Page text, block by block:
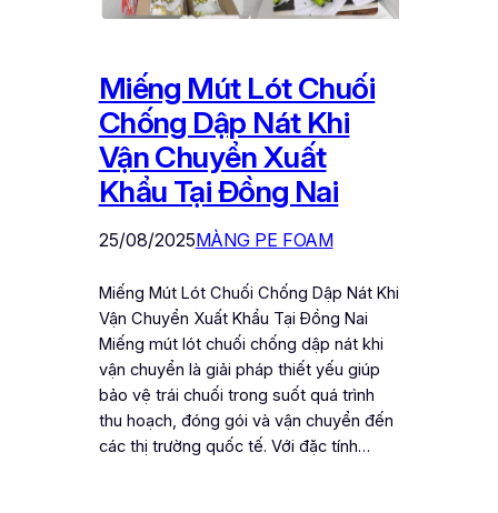
Miếng Mút Lót Chuối
Chống Dập Nát Khi
Vận Chuyển Xuất
Khẩu Tại Đồng Nai
25/08/2025MÀNG PE FOAM
Miếng Mút Lót Chuối Chống Dập Nát Khi
Vận Chuyển Xuất Khẩu Tại Đồng Nai
Miếng mút lót chuối chống dập nát khi
vận chuyển là giải pháp thiết yếu giúp
bảo vệ trái chuối trong suốt quá trình
thu hoạch, đóng gói và vận chuyển đến
các thị trường quốc tế. Với đặc tính…